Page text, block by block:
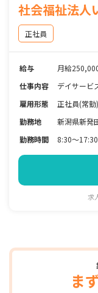
社会福祉法人
正社員
給与
月給
仕事内容
デイサービ
雇用形態
正社員(常勤)
勤務地
新潟県新発
勤務時間
8:30～17:30
求
ま